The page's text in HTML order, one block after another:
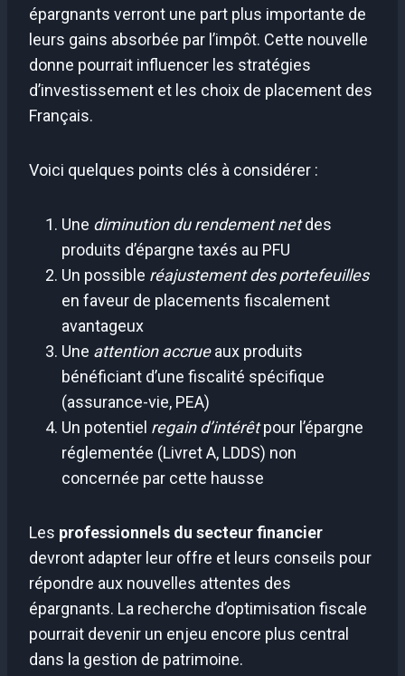
épargnants verront une part plus importante de
leurs gains absorbée par l’impôt. Cette nouvelle
donne pourrait influencer les stratégies
d’investissement et les choix de placement des
Français.
Voici quelques points clés à considérer :
Une diminution du rendement netdes
produits d’épargne taxés au PFU
Un possible réajustement des portefeuilles
en faveur de placements fiscalement
avantageux
Une attention accrueaux produits
bénéficiant d’une fiscalité spécifique
(assurance-vie, PEA)
Un potentiel regain d’intérêtpour l’épargne
réglementée (Livret A, LDDS) non
concernée par cette hausse
Les professionnels du secteur financier
devront adapter leur offre et leurs conseils pour
répondre aux nouvelles attentes des
épargnants. La recherche d’optimisation fiscale
pourrait devenir un enjeu encore plus central
dans la gestion de patrimoine.